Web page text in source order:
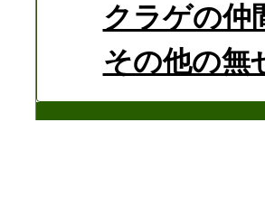
クラゲの仲
その他の無